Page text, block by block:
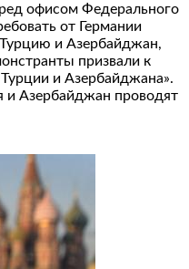
офисом Федерального
от Германии
и Азербайджан,
призвали к
и Азербайджана».
и Азербайджан проводят